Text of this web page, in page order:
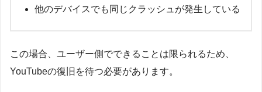
他のデバイスでも同じクラッシュが発生している
この場合、ユーザー側でできることは限られるため、
YouTubeの復旧を待つ必要があります。